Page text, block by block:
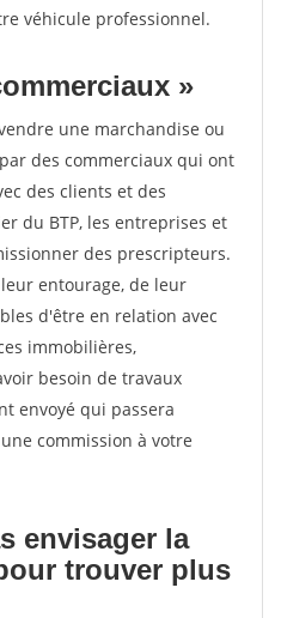
véhicule professionnel.
»
une marchandise ou
des commerciaux qui ont
des clients et des
du BTP, les entreprises et
des prescripteurs.
entourage, de leur
d'être en relation avec
immobilières,
besoin de travaux
envoyé qui passera
commission à votre
envisager la
trouver plus